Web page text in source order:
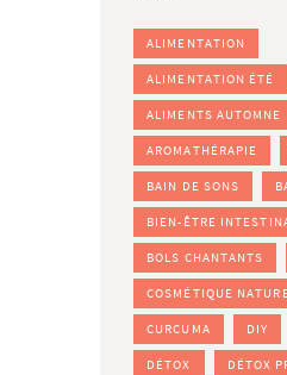
ALIMENTATION
ALIMENTATION ÉTÉ
ALIMENTS AUTOMNE
AROMATHÉRAPIE
BAIN DE SONS
BIEN-ÊTRE
BOLS CHANTANTS
COSMÉTIQUE
CURCUMA DIY
DÉTOX DÉTOX